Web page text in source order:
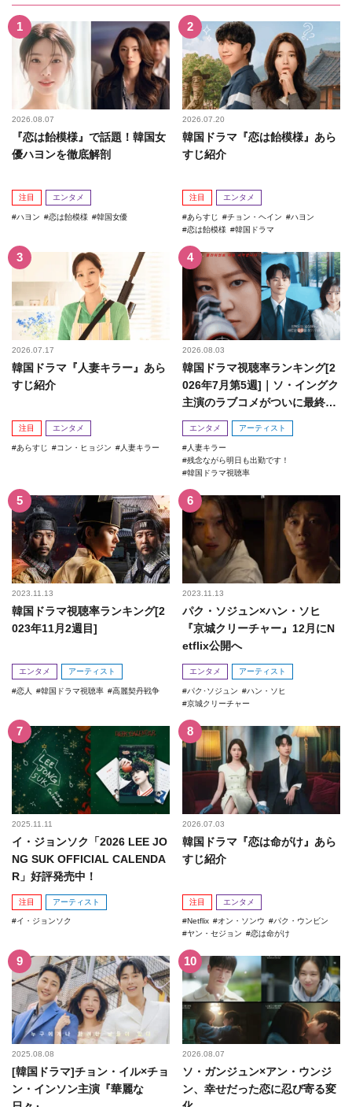
2026.08.07
『恋は飴模様』で話題！韓国女
優ハヨンを徹底解剖
注目 エンタメ
ハヨン 恋は飴模様 韓国女優
2026.07.20
韓国ドラマ『恋は飴模様』あら
すじ紹介
注目 エンタメ
あらすじ チョン・ヘイン
ハヨン
恋は飴模様
韓国ドラマ
2026.07.17
韓国ドラマ『人妻キラー』あら
すじ紹介
注目 エンタメ
あらすじ コン・ヒョジン 人妻キラー
2026.08.03
韓国ドラマ視聴率ランキング[2
026年7月第5週]｜ソ・イングク
主演のラブコメがついに最終
回！
エンタメ アーティスト
人妻キラー
残念ながら明日も出勤です！
韓国ドラマ視聴率
2023.11.13
韓国ドラマ視聴率ランキング[2
023年11月2週目]
エンタメ アーティスト
恋人 韓国ドラマ視聴率 高麗契丹戦争
2023.11.13
パク・ソジュン×ハン・ソヒ
『京城クリーチャー』12月にN
etflix公開へ
エンタメ アーティスト
パク･ソジュン
ハン・ソヒ
京城クリーチャー
2025.11.11
イ・ジョンソク「2026 LEE JO
NG SUK OFFICIAL CALENDA
R」好評発売中！
注目 アーティスト
イ・ジョンソク
2026.07.03
韓国ドラマ『恋は命がけ』あら
すじ紹介
注目 エンタメ
Netflix オン・ソンウ
パク・ウンビン
ヤン・セジョン
恋は命がけ
2025.08.08
[韓国ドラマ]チョン・イル×チョ
ン・インソン主演『華麗な
2026.08.07
ソ・ガンジュン×アン・ウンジ
ン、幸せだった恋に忍び寄る変